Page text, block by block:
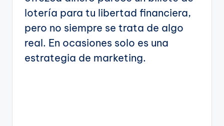
lotería para tu libertad financiera,
pero no siempre se trata de algo
real. En ocasiones solo es una
estrategia de marketing.